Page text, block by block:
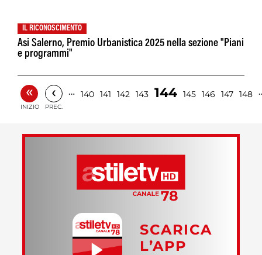
IL RICONOSCIMENTO
Asi Salerno, Premio Urbanistica 2025 nella sezione "Piani
e programmi"
«
INIZIO
‹
PREC.
… 140 141 142 143 144 145 146 147 148
SCARICA
L’APP